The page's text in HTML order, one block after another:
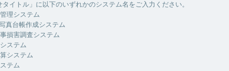
イトル」に以下のいずれかのシステム名をご入力ください。
理システム
真台帳作成システム
損害調査システム
ステム
システム
テム